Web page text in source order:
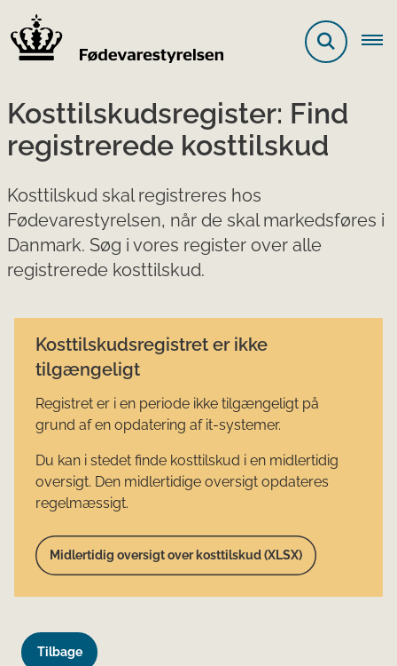
Kosttilskudsregister: Find
registrerede kosttilskud
Kosttilskud skal registreres hos
Fødevarestyrelsen, når de skal markedsføres i
Danmark. Søg i vores register over alle
registrerede kosttilskud.
Kosttilskudsregistret er ikke
tilgængeligt
Registret er i en periode ikke tilgængeligt på
grund af en opdatering af it-systemer.
Du kan i stedet finde kosttilskud i en midlertidig
oversigt. Den midlertidige oversigt opdateres
regelmæssigt.
Midlertidig oversigt over kosttilskud (XLSX)
Tilbage